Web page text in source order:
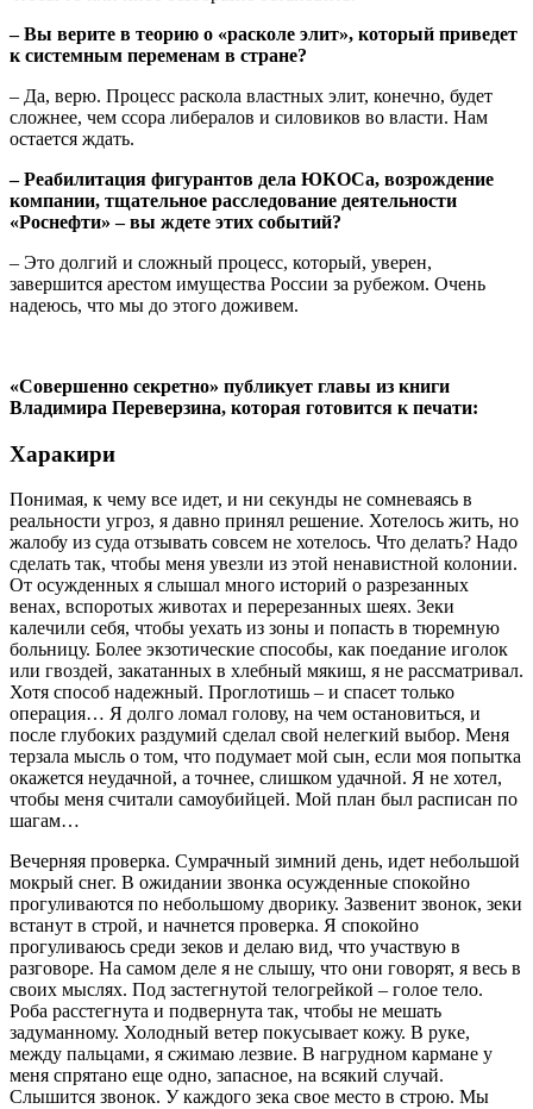
– Вы верите в теорию о «расколе элит», который приведет
к системным переменам в стране?
– Да, верю. Процесс раскола властных элит, конечно, будет
сложнее, чем ссора либералов и силовиков во власти. Нам
остается ждать.
– Реабилитация фигурантов дела ЮКОСа, возрождение
компании, тщательное расследование деятельности
«Роснефти» – вы ждете этих событий?
– Это долгий и сложный процесс, который, уверен,
завершится арестом имущества России за рубежом. Очень
надеюсь, что мы до этого доживем.
«Совершенно секретно» публикует главы из книги
Владимира Переверзина, которая готовится к печати:
Харакири
Понимая, к чему все идет, и ни секунды не сомневаясь в
реальности угроз, я давно принял решение. Хотелось жить, но
жалобу из суда отзывать совсем не хотелось. Что делать? Надо
сделать так, чтобы меня увезли из этой ненавистной колонии.
От осужденных я слышал много историй о разрезанных
венах, вспоротых животах и перерезанных шеях. Зеки
калечили себя, чтобы уехать из зоны и попасть в тюремную
больницу. Более экзотические способы, как поедание иголок
или гвоздей, закатанных в хлебный мякиш, я не рассматривал.
Хотя способ надежный. Проглотишь – и спасет только
операция… Я долго ломал голову, на чем остановиться, и
после глубоких раздумий сделал свой нелегкий выбор. Меня
терзала мысль о том, что подумает мой сын, если моя попытка
окажется неудачной, а точнее, слишком удачной. Я не хотел,
чтобы меня считали самоубийцей. Мой план был расписан по
шагам…
Вечерняя проверка. Сумрачный зимний день, идет небольшой
мокрый снег. В ожидании звонка осужденные спокойно
прогуливаются по небольшому дворику. Зазвенит звонок, зеки
встанут в строй, и начнется проверка. Я спокойно
прогуливаюсь среди зеков и делаю вид, что участвую в
разговоре. На самом деле я не слышу, что они говорят, я весь в
своих мыслях. Под застегнутой телогрейкой – голое тело.
Роба расстегнута и подвернута так, чтобы не мешать
задуманному. Холодный ветер покусывает кожу. В руке,
между пальцами, я сжимаю лезвие. В нагрудном кармане у
меня спрятано еще одно, запасное, на всякий случай.
Слышится звонок. У каждого зека свое место в строю. Мы